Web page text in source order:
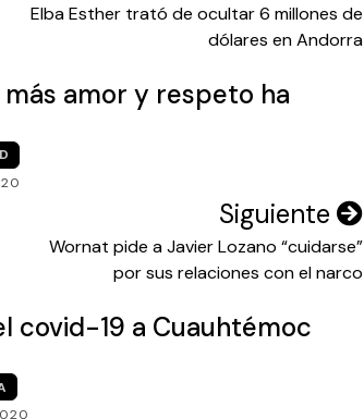
Elba Esther trató de ocultar 6 millones de
dólares en Andorra
amor y respeto ha
Siguiente
Wornat pide a Javier Lozano “cuidarse”
por sus relaciones con el narco
covid-19 a Cuauhtémoc